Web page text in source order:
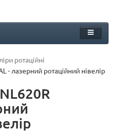
ротаційні
- лазерний ротаційний нівелір